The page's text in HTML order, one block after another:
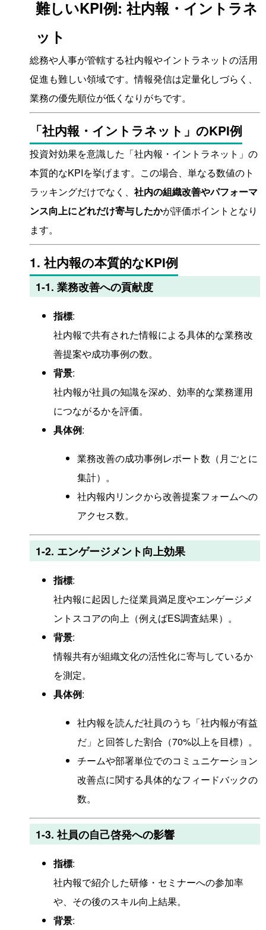
難しいKPI例: 社内報・イントラネ
ット
総務や人事が管轄する社内報やイントラネットの活用
促進も難しい領域です。情報発信は定量化しづらく、
業務の優先順位が低くなりがちです。
「社内報・イントラネット」のKPI例
投資対効果を意識した「社内報・イントラネット」の
本質的なKPIを挙げます。この場合、単なる数値のト
ラッキングだけでなく、 社内の組織改善やパフォーマ
ンス向上にどれだけ寄与したかが評価ポイントとなり
ます。
1. 社内報の本質的なKPI例
1-1. 業務改善への貢献度
指標:
社内報で共有された情報による具体的な業務改
善提案や成功事例の数。
背景:
社内報が社員の知識を深め、効率的な業務運用
につながるかを評価。
具体例:
業務改善の成功事例レポート数（月ごとに
集計）。
社内報内リンクから改善提案フォームへの
アクセス数。
1-2. エンゲージメント向上効果
指標:
社内報に起因した従業員満足度やエンゲージメ
ントスコアの向上（例えばES調査結果）。
背景:
情報共有が組織文化の活性化に寄与しているか
を測定。
具体例:
社内報を読んだ社員のうち「社内報が有益
だ」と回答した割合（70%以上を目標）。
チームや部署単位でのコミュニケーション
改善点に関する具体的なフィードバックの
数。
1-3. 社員の自己啓発への影響
指標:
社内報で紹介した研修・セミナーへの参加率
や、その後のスキル向上結果。
背景: